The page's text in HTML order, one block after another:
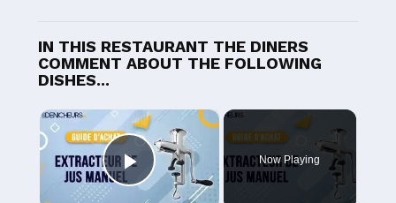
IN THIS RESTAURANT THE DINERS
COMMENT ABOUT THE FOLLOWING
DISHES...
×
Play Video
Now Playing